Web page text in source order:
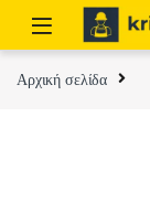
Skip to navigation
Skip to content
Αρχική σελίδα